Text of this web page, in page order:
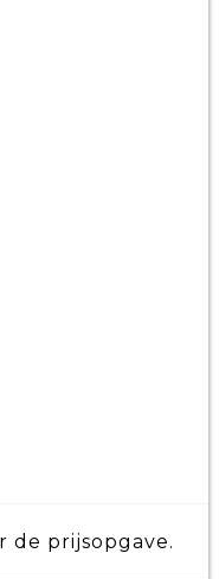
de prijsopgave.